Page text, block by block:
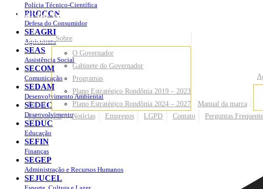
Portal do Governo do
Governode Rondônia
Portal
Sobre
O Governador
Gabinete do Governador
Programas
Plano Estratégico Rondônia 2019 – 2023
Plano Estratégico Rondônia 2024 – 2027
Manual da marca
Publicações
Notícias Empregos LGPD Contato Perguntas
Polícia Técnico-Científica
PROCON
Defesa do Consumidor
SEAGRI
Agricultura
SEAS
Assistência Social
SECOM
Comunicação
SEDAM
Desenvolvimento Ambiental
SEDEC
Desenvolvimento
SEDUC
Educação
SEFIN
Finanças
SEGEP
Administração e Recursos Humanos
SEJUCEL
Esporte, Cultura e Lazer